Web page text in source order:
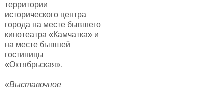
территории
исторического центра
города на месте бывшего
кинотеатра «Камчатка» и
на месте бывшей
гостиницы
«Октябрьская».
«Выставочное